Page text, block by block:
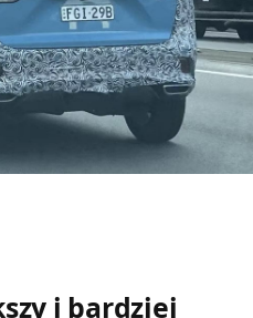
i bardziej